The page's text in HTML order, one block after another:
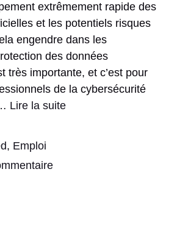
extrêmement rapide des
et les potentiels risques
engendre dans les
des données
très importante, et c’est pour
de la cybersécurité
Lire la suite
, Emploi